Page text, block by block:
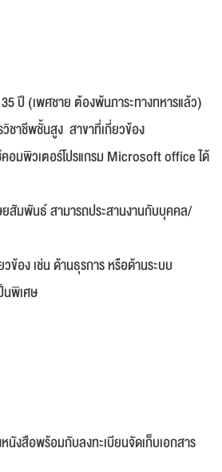
ปี (เพศชาย ต้องพ้นภาระทางทหารแล้ว)
าชีพชั้นสูง สาขาที่เกี่ยวข้อง
คอมพิวเตอร์โปรแกรม Microsoft office ได้
ยสัมพันธ์ สามารถประสานงานกับบุคคล/
ข้อง เช่น ด้านธุรการ หรือด้านระบบ
พิเศษ
นังสือพร้อมกับลงทะเบียนจัดเก็บเอกสาร